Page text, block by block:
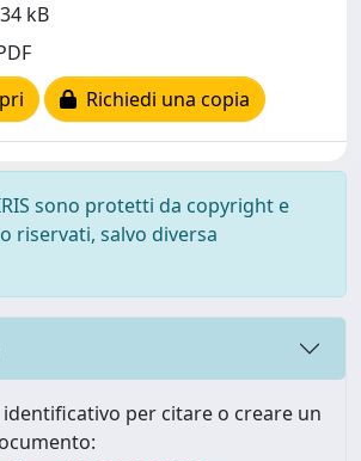
kB
Richiedi una copia
sono protetti da copyright e
riservati, salvo diversa
per citare o creare un